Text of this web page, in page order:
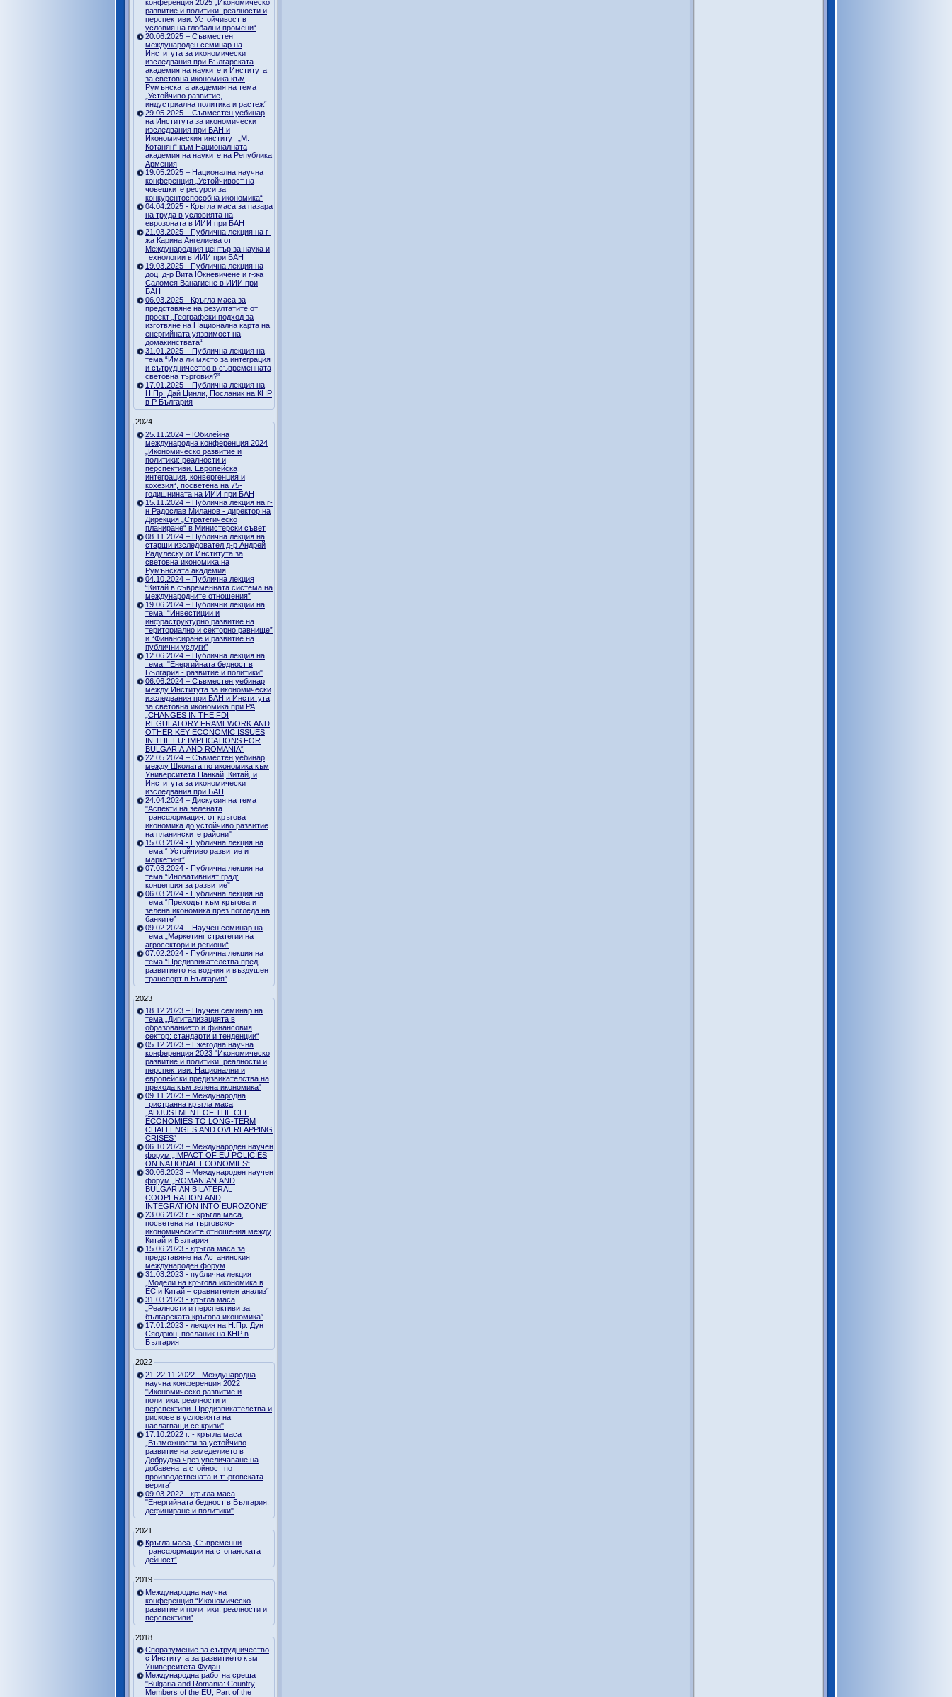
конференция 2025 „Икономическо
развитие и политики: реалности и
перспективи. Устойчивост в
условия на глобални промени“
20.06.2025 – Съвместен
международен семинар на
Института за икономически
изследвания при Българската
академия на науките и Института
за световна икономика към
Румънската академия на тема
„Устойчиво развитие,
индустриална политика и растеж“
29.05.2025 – Съвместен уебинар
на Института за икономически
изследвания при БАН и
Икономическия институт „М.
Котанян“ към Националната
академия на науките на Република
Армения
19.05.2025 – Национална научна
конференция „Устойчивост на
човешките ресурси за
конкурентоспособна икономика“
04.04.2025 - Кръгла маса за пазара
на труда в условията на
еврозоната в ИИИ при БАН
21.03.2025 - Публична лекция на г-
жа Карина Ангелиева от
Международния център за наука и
технологии в ИИИ при БАН
19.03.2025 - Публична лекция на
доц. д-р Вита Юкневичене и г-жа
Саломея Ванагиене в ИИИ при
БАН
06.03.2025 - Кръгла маса за
представяне на резултатите от
проект „Географски подход за
изготвяне на Национална карта на
енергийната уязвимост на
домакинствата“
31.01.2025 – Публична лекция на
тема “Има ли място за интеграция
и сътрудничество в съвременната
световна търговия?”
17.01.2025 – Публична лекция на
Н.Пр. Дай Цинли, Посланик на КНР
в Р България
2024
25.11.2024 – Юбилейна
международна конференция 2024
„Икономическо развитие и
политики: реалности и
перспективи. Европейска
интеграция, конвергенция и
кохезия“, посветена на 75-
годишнината на ИИИ при БАН
15.11.2024 – Публична лекция на г-
н Радослав Миланов - директор на
Дирекция „Стратегическо
планиране“ в Министерски съвет
08.11.2024 – Публична лекция на
старши изследовател д-р Андрей
Радулеску от Института за
световна икономика на
Румънската академия
04.10.2024 – Публична лекция
“Китай в съвременната система на
международните отношения”
19.06.2024 – Публични лекции на
тема: “Инвестиции и
инфраструктурно развитие на
териториално и секторно равнище”
и “Финансиране и развитие на
публични услуги”
12.06.2024 – Публична лекция на
тема: "Енергийната бедност в
България - развитие и политики"
06.06.2024 – Съвместен уебинар
между Института за икономически
изследвания при БАН и Института
за световна икономика при РА
„CHANGES IN THE FDI
REGULATORY FRAMEWORK AND
OTHER KEY ECONOMIC ISSUES
IN THE EU: IMPLICATIONS FOR
BULGARIA AND ROMANIA“
22.05.2024 – Съвместен уебинар
между Школата по икономика към
Университета Нанкай, Китай, и
Института за икономически
изследвания при БАН
24.04.2024 – Дискусия на тема
"Аспекти на зелената
трансформация: от кръгова
икономика до устойчиво развитие
на планинските райони"
15.03.2024 - Публична лекция на
тема “ Устойчиво развитие и
маркетинг”
07.03.2024 - Публична лекция на
тема “Иновативният град:
концепция за развитие”
06.03.2024 - Публична лекция на
тема “Преходът към кръгова и
зелена икономика през погледа на
банките”
09.02.2024 – Научен семинар на
тема „Маркетинг стратегии на
агросектори и региони“
07.02.2024 - Публична лекция на
тема “Предизвикателства пред
развитието на водния и въздушен
транспорт в България”
2023
18.12.2023 – Научен семинар на
тема „Дигитализацията в
образованието и финансовия
сектор: стандарти и тенденции“
05.12.2023 – Ежегодна научна
конференция 2023 "Икономическо
развитие и политики: реалности и
перспективи. Национални и
европейски предизвикателства на
прехода към зелена икономика"
09.11.2023 – Международна
тристранна кръгла маса
„ADJUSTMENT OF THE CEE
ECONOMIES TO LONG-TERM
CHALLENGES AND OVERLAPPING
CRISES“
06.10.2023 – Международен научен
форум „IMPACT OF EU POLICIES
ON NATIONAL ECONOMIES“
30.06.2023 – Международен научен
форум „ROMANIAN AND
BULGARIAN BILATERAL
COOPERATION AND
INTEGRATION INTO EUROZONE“
23.06.2023 г. - кръгла маса,
посветена на търговско-
икономическите отношения между
Китай и България
15.06.2023 - кръгла маса за
представяне на Астанинския
международен форум
31.03.2023 - публична лекция
„Модели на кръгова икономика в
ЕС и Китай – сравнителен анализ“
31.03.2023 - кръгла маса
„Реалности и перспективи за
българската кръгова икономика”
17.01.2023 - лекция на Н.Пр. Дун
Сяодзюн, посланик на КНР в
България
2022
21-22.11.2022 - Международна
научна конференция 2022
"Икономическо развитие и
политики: реалности и
перспективи. Предизвикателства и
рискове в условията на
наслагващи се кризи"
17.10.2022 г. - кръгла маса
„Възможности за устойчиво
развитие на земеделието в
Добруджа чрез увеличаване на
добавената стойност по
производствената и търговската
верига“
09.03.2022 - кръгла маса
"Енергийната бедност в България:
дефиниране и политики"
2021
Кръгла маса „Съвременни
трансформации на стопанската
дейност”
2019
Международна научна
конференция “Икономическо
развитие и политики: реалности и
перспективи”
2018
Споразумение за сътрудничество
с Института за развитието към
Университета Фудан
Международна работна среща
"Bulgaria and Romania: Country
Members of the EU, Part of the